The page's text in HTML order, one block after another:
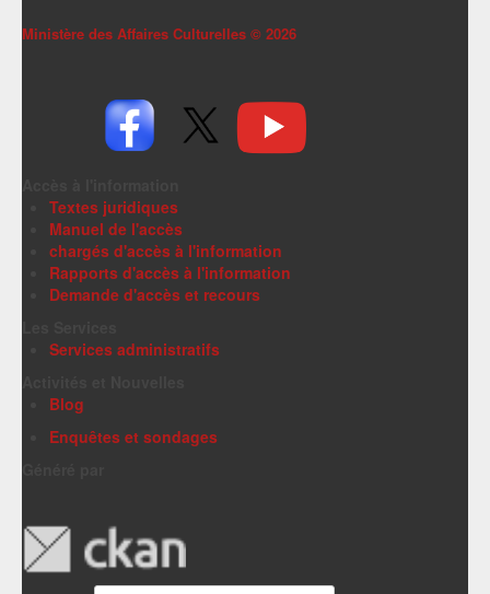
Ministère des Affaires Culturelles © 2026
Textes juridiques
Manuel de l'accès
chargés d'accès à l'information
Rapports d'accès à l'information
Demande d'accès et recours
Services administratifs
Blog
Enquêtes et sondages